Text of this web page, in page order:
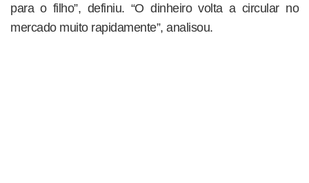
para o filho”, definiu. “O dinheiro volta a circular no
mercado muito rapidamente”, analisou.